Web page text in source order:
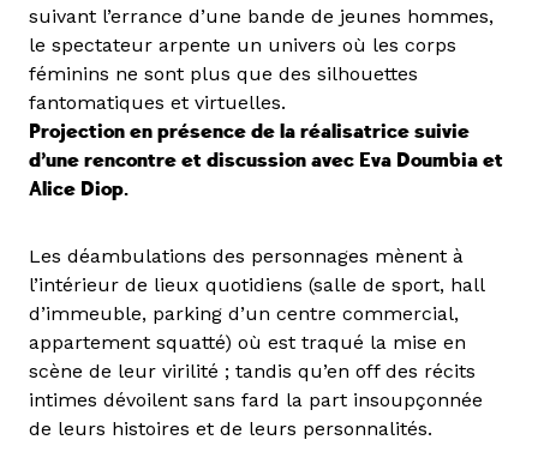
suivant l’errance d’une bande de jeunes hommes,
le spectateur arpente un univers où les corps
féminins ne sont plus que des silhouettes
fantomatiques et virtuelles.
Projection en présence de la réalisatrice suivie
d’une rencontre et discussion avec Eva Doumbia et
Alice Diop.
Les déambulations des personnages mènent à
l’intérieur de lieux quotidiens (salle de sport, hall
d’immeuble, parking d’un centre commercial,
appartement squatté) où est traqué la mise en
scène de leur virilité ; tandis qu’en off des récits
intimes dévoilent sans fard la part insoupçonnée
de leurs histoires et de leurs personnalités.